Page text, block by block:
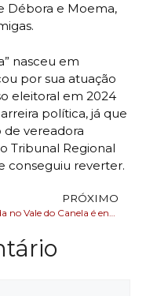
Débora e Moema,
nasceu em
por sua atuação
eleitoral em 2024
política, já que
vereadora
Tribunal Regional
conseguiu reverter.
PRÓXIMO